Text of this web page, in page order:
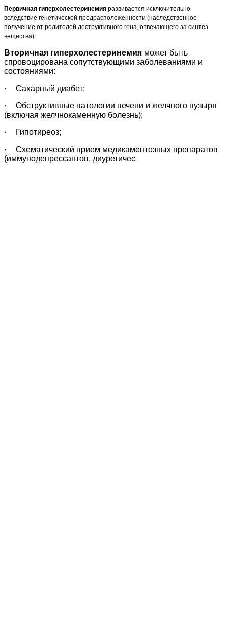
Первичная гиперхолестеринемия развивается исключительно
вследствие генетической предрасположенности (наследственное
получение от родителей деструктивного гена, отвечающего за синтез
вещества).
Вторичная гиперхолестеринемия может быть
спровоцирована сопутствующими заболеваниями и
состояниями:
·
Сахарный диабет;
·
Обструктивные патологии печени и желчного пузыря
(включая желчнокаменную болезнь);
·
Гипотиреоз;
·
Схематический прием медикаментозных препаратов
(иммунодепрессантов, диуретичес